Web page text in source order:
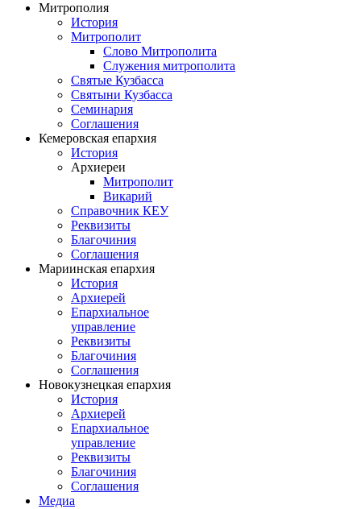
Митрополия
История
Митрополит
Слово Митрополита
Служения митрополита
Святые Кузбасса
Святыни Кузбасса
Семинария
Соглашения
Кемеровская епархия
История
Архиереи
Митрополит
Викарий
Справочник КЕУ
Реквизиты
Благочиния
Соглашения
Мариинская епархия
История
Архиерей
Епархиальное
управление
Реквизиты
Благочиния
Соглашения
Новокузнецкая епархия
История
Архиерей
Епархиальное
управление
Реквизиты
Благочиния
Соглашения
Медиа